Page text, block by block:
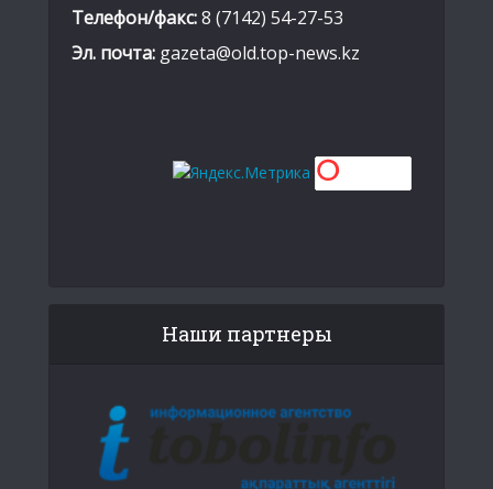
Телефон/факс:8 (7142) 54-27-53
Эл. почта: gazeta@old.top-news.kz
Наши партнеры